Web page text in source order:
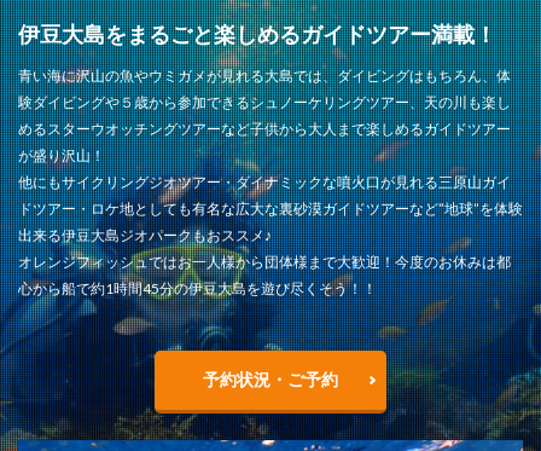
伊豆大島をまるごと楽しめるガイドツアー満載！
青い海に沢山の魚やウミガメが見れる大島では、ダイビングはもちろん、体
験ダイビングや５歳から参加できるシュノーケリングツアー、天の川も楽し
めるスターウオッチングツアーなど子供から大人まで楽しめるガイドツアー
が盛り沢山！
他にもサイクリングジオツアー・ダイナミックな噴火口が見れる三原山ガイ
ドツアー・ロケ地としても有名な広大な裏砂漠ガイドツアーなど”地球”を体験
出来る伊豆大島ジオパークもおススメ♪
オレンジフィッシュではお一人様から団体様まで大歓迎！今度のお休みは都
心から船で約1時間45分の伊豆大島を遊び尽くそう！！
予約状況・ご予約